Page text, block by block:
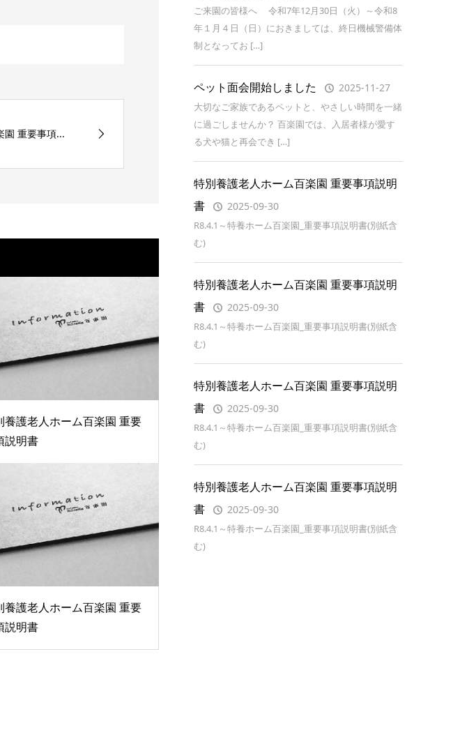
園 重要事項...
養護老人ホーム百楽園 重要
説明書
養護老人ホーム百楽園 重要
説明書
ご来園の皆様へ 令和7年12月30日（火）～令和8
年１月４日（日）におきましては、終日機械警備体
制となってお […]
ペット面会開始しました 2025-11-27
大切なご家族であるペットと、やさしい時間を一緒
に過ごしませんか？ 百楽園では、入居者様が愛す
る犬や猫と再会でき […]
特別養護老人ホーム百楽園 重要事項説明
書
2025-09-30
R8.4.1～特養ホーム百楽園_重要事項説明書(別紙含
む)
特別養護老人ホーム百楽園 重要事項説明
書
2025-09-30
R8.4.1～特養ホーム百楽園_重要事項説明書(別紙含
む)
特別養護老人ホーム百楽園 重要事項説明
書
2025-09-30
R8.4.1～特養ホーム百楽園_重要事項説明書(別紙含
む)
特別養護老人ホーム百楽園 重要事項説明
書
2025-09-30
R8.4.1～特養ホーム百楽園_重要事項説明書(別紙含
む)